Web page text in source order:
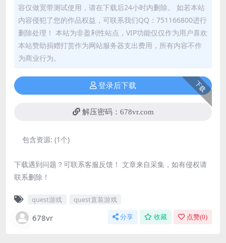
容仅做宽带测试使用，请在下载后24小时内删除。 如若本站
内容侵犯了您的作品权益，可联系我们QQ：751166800进行
删除处理！ 本站为非盈利性站点，VIP功能仅仅作为用户喜欢
本站赞助捐赠打赏作为网站服务器支出费用，所有内容不作
为商业行为。
下载
登录后下载
解压密码：678vr.com
包含资源: (1个)
下载遇到问题？可联系客服反馈！ 文章来自采集，如有侵权请
联系删除！
quest游戏 quest直装游戏
678vr 分享 收藏 点赞(0)